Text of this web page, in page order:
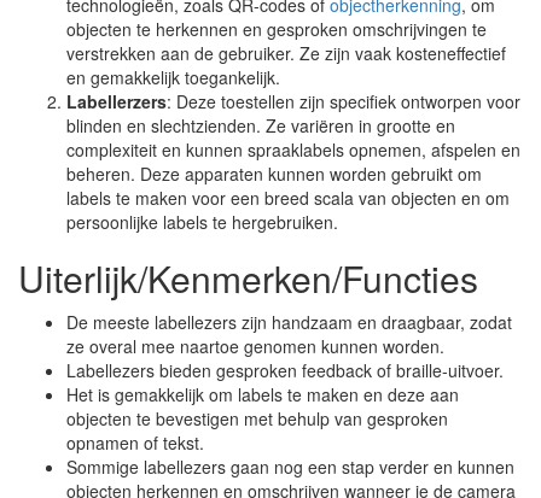
technologieën, zoals QR-codes of objectherkenning, om
objecten te herkennen en gesproken omschrijvingen te
verstrekken aan de gebruiker. Ze zijn vaak kosteneffectief
en gemakkelijk toegankelijk.
Labellerzers: Deze toestellen zijn specifiek ontworpen voor
blinden en slechtzienden. Ze variëren in grootte en
complexiteit en kunnen spraaklabels opnemen, afspelen en
beheren. Deze apparaten kunnen worden gebruikt om
labels te maken voor een breed scala van objecten en om
persoonlijke labels te hergebruiken.
Uiterlijk/Kenmerken/Functies
De meeste labellezers zijn handzaam en draagbaar, zodat
ze overal mee naartoe genomen kunnen worden.
Labellezers bieden gesproken feedback of braille-uitvoer.
Het is gemakkelijk om labels te maken en deze aan
objecten te bevestigen met behulp van gesproken
opnamen of tekst.
Sommige labellezers gaan nog een stap verder en kunnen
objecten herkennen en omschrijven wanneer je de camera